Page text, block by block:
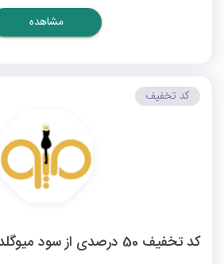
مشاهده
کد تخفیف 50 درصدی از سود میوگلد
کد تخفیف